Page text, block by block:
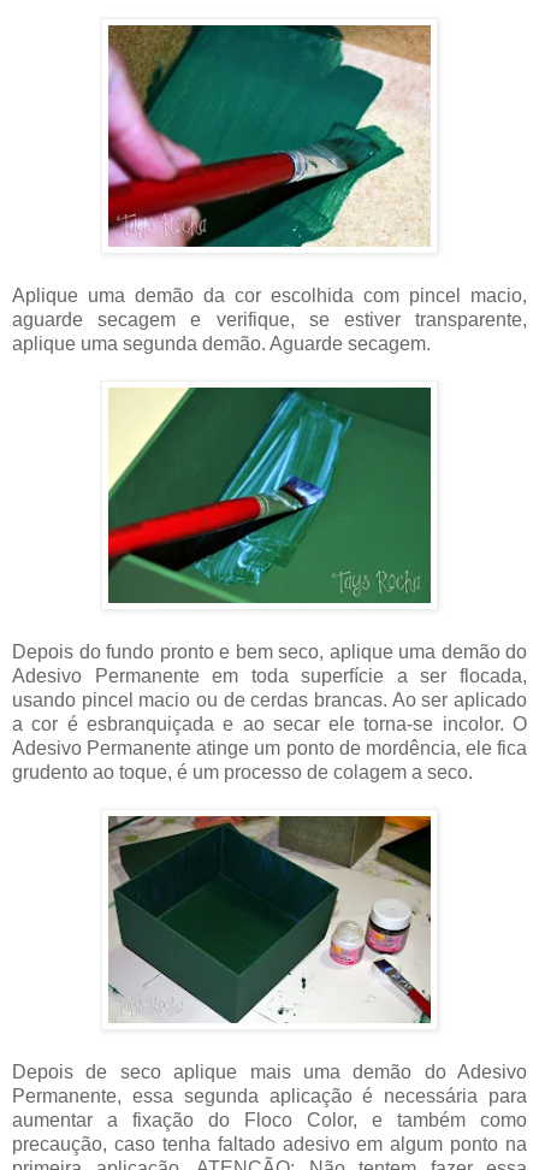
Aplique uma demão da cor escolhida com pincel macio,
aguarde secagem e verifique, se estiver transparente,
aplique uma segunda demão. Aguarde secagem.
Depois do fundo pronto e bem seco, aplique uma demão do
Adesivo Permanente em toda superfície a ser flocada,
usando pincel macio ou de cerdas brancas. Ao ser aplicado
a cor é esbranquiçada e ao secar ele torna-se incolor. O
Adesivo Permanente atinge um ponto de mordência, ele fica
grudento ao toque, é um processo de colagem a seco.
Depois de seco aplique mais uma demão do Adesivo
Permanente, essa segunda aplicação é necessária para
aumentar a fixação do Floco Color, e também como
precaução, caso tenha faltado adesivo em algum ponto na